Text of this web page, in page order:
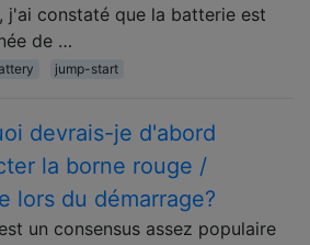
j'ai constaté que la batterie est
de …
jump-start
devrais-je d'abord
la borne rouge /
lors du démarrage?
un consensus assez populaire